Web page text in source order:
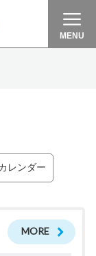
MENU
レンダー
MORE